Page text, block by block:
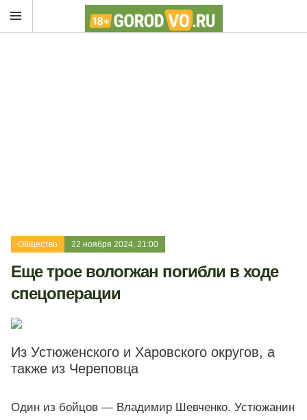
Общество 22 ноября 2024, 21:00
Еще трое вологжан погибли в ходе
спецоперации
Из Устюженского и Харовского округов, а
также из Череповца
Один из бойцов — Владимир Шевченко. Устюжанин